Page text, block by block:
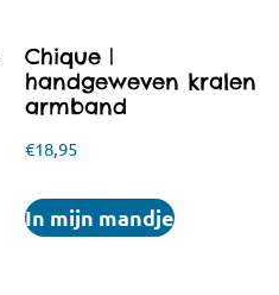
Chique |
handgeweven kralen
armband
€18,95
In mijn mandje